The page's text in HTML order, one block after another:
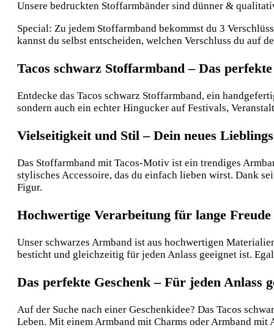
Unsere bedruckten Stoffarmbänder sind dünner &
Special: Zu jedem Stoffarmband bekommst du 3
kannst du selbst entscheiden, welchen Verschluss du auf
Tacos schwarz Stoffarmband – Das
Entdecke das Tacos schwarz Stoffarmband, ein
sondern auch ein echter Hingucker auf Festivals,
Vielseitigkeit und Stil – Dein neues
Das Stoffarmband mit Tacos-Motiv ist ein trendiges
stylisches Accessoire, das du einfach lieben wirst. Dank
Figur.
Hochwertige Verarbeitung für lange Freude
Unser schwarzes Armband ist aus hochwertigen
besticht und gleichzeitig für jeden Anlass geeignet ist.
Das perfekte Geschenk – Für jeden Anlass
Auf der Suche nach einer Geschenkidee? Das Tacos
Leben. Mit einem Armband mit Charms oder Armband